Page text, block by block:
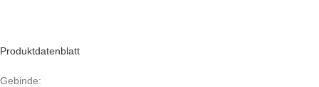
Produktdatenblatt
Gebinde: